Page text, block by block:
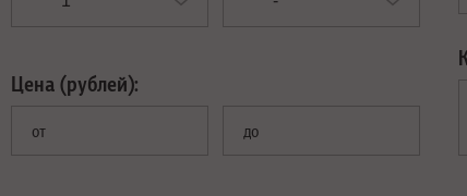
Цена (рублей):
от до